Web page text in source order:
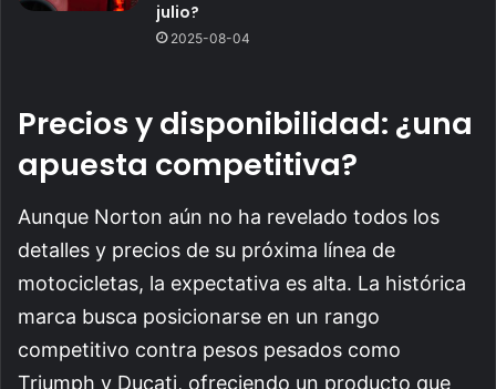
julio?
2025-08-04
Precios y disponibilidad: ¿una
apuesta competitiva?
Aunque Norton aún no ha revelado todos los
detalles y precios de su próxima línea de
motocicletas, la expectativa es alta. La histórica
marca busca posicionarse en un rango
competitivo contra pesos pesados como
Triumph y Ducati, ofreciendo un producto que